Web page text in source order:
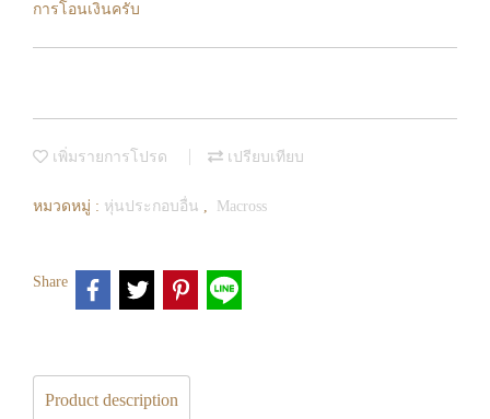
การโอนเงินครับ
เพิ่มรายการโปรด เปรียบเทียบ
หมวดหมู่ : หุ่นประกอบอื่น , Macross
Share
Product description